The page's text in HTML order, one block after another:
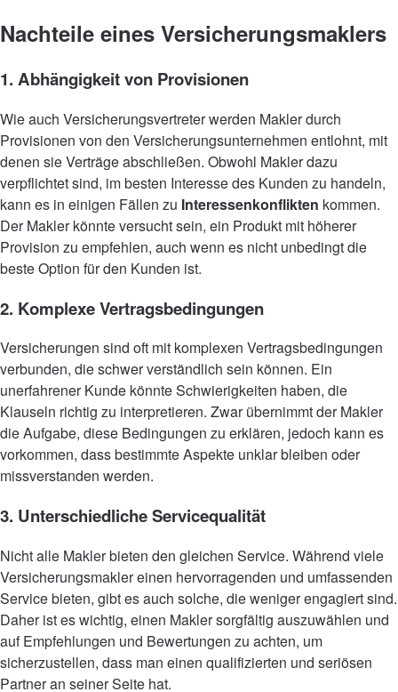
Nachteile eines Versicherungsmaklers
1. Abhängigkeit von Provisionen
Wie auch Versicherungsvertreter werden Makler durch
Provisionen von den Versicherungsunternehmen entlohnt, mit
denen sie Verträge abschließen. Obwohl Makler dazu
verpflichtet sind, im besten Interesse des Kunden zu handeln,
kann es in einigen Fällen zu Interessenkonflikten kommen.
Der Makler könnte versucht sein, ein Produkt mit höherer
Provision zu empfehlen, auch wenn es nicht unbedingt die
beste Option für den Kunden ist.
2. Komplexe Vertragsbedingungen
Versicherungen sind oft mit komplexen Vertragsbedingungen
verbunden, die schwer verständlich sein können. Ein
unerfahrener Kunde könnte Schwierigkeiten haben, die
Klauseln richtig zu interpretieren. Zwar übernimmt der Makler
die Aufgabe, diese Bedingungen zu erklären, jedoch kann es
vorkommen, dass bestimmte Aspekte unklar bleiben oder
missverstanden werden.
3. Unterschiedliche Servicequalität
Nicht alle Makler bieten den gleichen Service. Während viele
Versicherungsmakler einen hervorragenden und umfassenden
Service bieten, gibt es auch solche, die weniger engagiert sind.
Daher ist es wichtig, einen Makler sorgfältig auszuwählen und
auf Empfehlungen und Bewertungen zu achten, um
sicherzustellen, dass man einen qualifizierten und seriösen
Partner an seiner Seite hat.